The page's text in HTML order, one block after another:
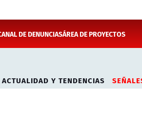
DE DENUNCIASÁREA DE PROYECTOS
ACTUALIDAD Y TENDENCIAS